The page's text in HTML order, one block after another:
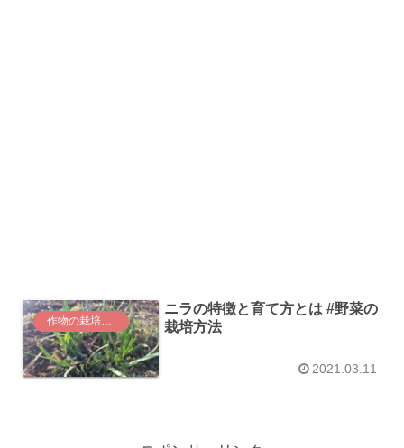
作物の栽培方法
ニラの特徴と育て方とは #野菜の
栽培方法
2021.03.11